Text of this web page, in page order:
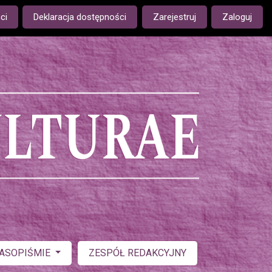
is: Deklaracja dostępności Zarejestruj Zaloguj
ZESPÓŁ REDAKCYJNY